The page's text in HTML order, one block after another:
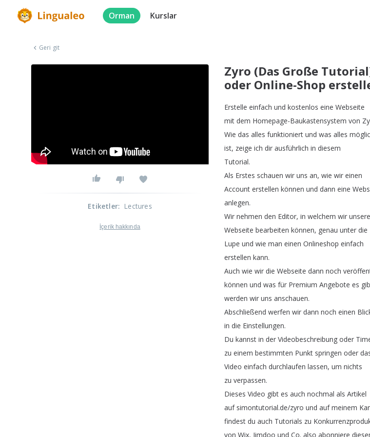
Orman Kurslar
Geri git
Zyro (Das Große
oder Online-Shop
Erstelle einfach und kostenlos eine Webseite
mit dem Homepage-Baukastensystem von
Wie das alles funktioniert und was alles
ist, zeige ich dir ausführlich in diesem
Tutorial.
Als Erstes schauen wir uns an, wie wir einen
Account erstellen können und dann eine
anlegen.
Wir nehmen den Editor, in welchem wir unsere
Webseite bearbeiten können, genau unter die
Lupe und wie man einen Onlineshop einfach
erstellen kann.
Auch wie wir die Webseite dann noch
können und was für Premium Angebote es
werden wir uns anschauen.
Abschließend werfen wir dann noch einen
in die Einstellungen.
Du kannst in der Videobeschreibung oder
zu einem bestimmten Punkt springen oder
Video einfach durchlaufen lassen, um nichts
zu verpassen.
Dieses Video gibt es auch nochmal als Artikel
auf simontutorial.de/zyro und auf meinem
findest du auch Tutorials zu
von Wix, Jimdoo und Co. also abonniere
Etiketler: Lectures
İçerik hakkında